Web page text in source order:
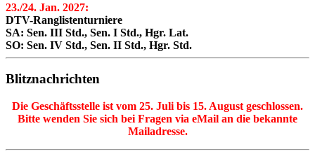
23./24. Jan. 2027:
DTV-Ranglistenturniere
SA: Sen. III Std., Sen. I Std., Hgr. Lat.
SO: Sen. IV Std., Sen. II Std., Hgr. Std.
Blitznachrichten
Die Geschäftsstelle ist vom 25. Juli bis 15. August geschlossen.
Bitte wenden Sie sich bei Fragen via eMail an die bekannte
Mailadresse.